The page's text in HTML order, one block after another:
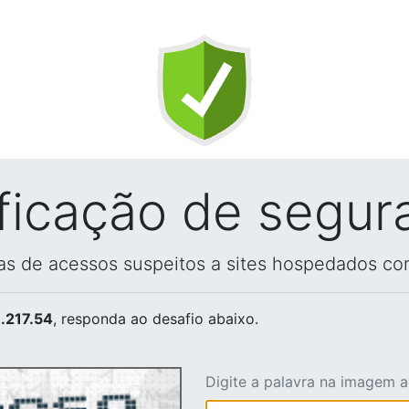
de
de acessos suspeitos a sites hospedados
, responda ao desafio abaixo.
Digite a palavra na imagem